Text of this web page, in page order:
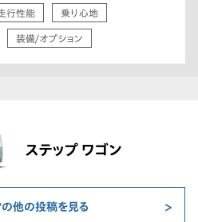
行性能 乗り心地
装備/オプション
ステップ ワゴン
の他の投稿を見る